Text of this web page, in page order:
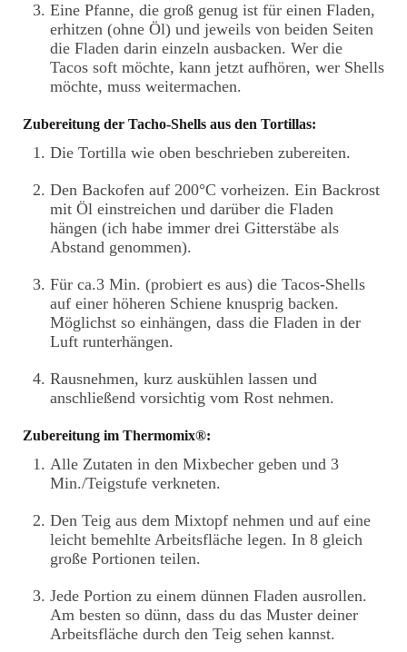
Eine Pfanne, die groß genug ist für einen Fladen,
erhitzen (ohne Öl) und jeweils von beiden Seiten
die Fladen darin einzeln ausbacken. Wer die
Tacos soft möchte, kann jetzt aufhören, wer Shells
möchte, muss weitermachen.
Zubereitung der Tacho-Shells aus den Tortillas:
Die Tortilla wie oben beschrieben zubereiten.
Den Backofen auf 200°C vorheizen. Ein Backrost
mit Öl einstreichen und darüber die Fladen
hängen (ich habe immer drei Gitterstäbe als
Abstand genommen).
Für ca.3 Min. (probiert es aus) die Tacos-Shells
auf einer höheren Schiene knusprig backen.
Möglichst so einhängen, dass die Fladen in der
Luft runterhängen.
Rausnehmen, kurz auskühlen lassen und
anschließend vorsichtig vom Rost nehmen.
Zubereitung im Thermomix®:
Alle Zutaten in den Mixbecher geben und 3
Min./Teigstufe verkneten.
Den Teig aus dem Mixtopf nehmen und auf eine
leicht bemehlte Arbeitsfläche legen. In 8 gleich
große Portionen teilen.
Jede Portion zu einem dünnen Fladen ausrollen.
Am besten so dünn, dass du das Muster deiner
Arbeitsfläche durch den Teig sehen kannst.